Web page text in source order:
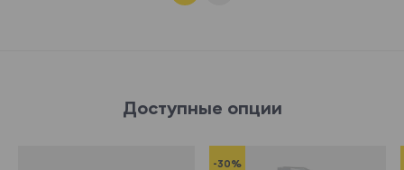
Доступные опции
-30%